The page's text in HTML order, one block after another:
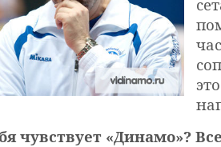
чувствует «Динамо»?